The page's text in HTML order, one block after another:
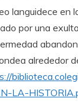
languidece en
por una
alrededor
LA-